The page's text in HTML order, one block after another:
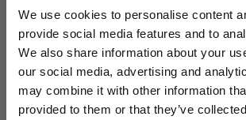
We use cookies to personalise content
provide social media features and to
We also share information about your
our social media, advertising and
may combine it with other information
provided to them or that they’ve
ingezet voor de verlaging van de pH
maagzuur. Bij een tekort aan HCl
maagklachten, zoals een opgeblazen
slechte eiwitvertering. Langdurige
leiden tot B12- en ijzerdeficiëntie
Schrijf je in en blijf je